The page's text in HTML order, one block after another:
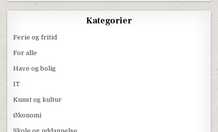
Kategorier
Ferie og fritid
For alle
Have og bolig
IT
Kunst og kultur
Økonomi